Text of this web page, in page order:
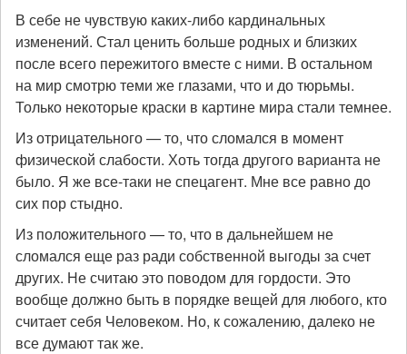
В себе не чувствую каких-либо кардинальных
изменений. Стал ценить больше родных и близких
после всего пережитого вместе с ними. В остальном
на мир смотрю теми же глазами, что и до тюрьмы.
Только некоторые краски в картине мира стали темнее.
Из отрицательного — то, что сломался в момент
физической слабости. Хоть тогда другого варианта не
было. Я же все-таки не спецагент. Мне все равно до
сих пор стыдно.
Из положительного — то, что в дальнейшем не
сломался еще раз ради собственной выгоды за счет
других. Не считаю это поводом для гордости. Это
вообще должно быть в порядке вещей для любого, кто
считает себя Человеком. Но, к сожалению, далеко не
все думают так же.